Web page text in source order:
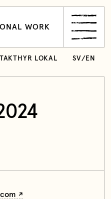
WORK
HYR LOKAL SV/ EN